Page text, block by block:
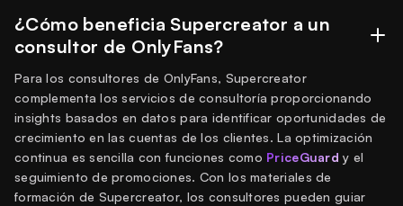
¿Cómo beneficia Supercreator a un
consultor de OnlyFans?
Para los consultores de OnlyFans, Supercreator
complementa los servicios de consultoría proporcionando
insights basados en datos para identificar oportunidades de
crecimiento en las cuentas de los clientes. La optimización
continua es sencilla con funciones como PriceGuard y el
seguimiento de promociones. Con los materiales de
formación de Supercreator, los consultores pueden guiar